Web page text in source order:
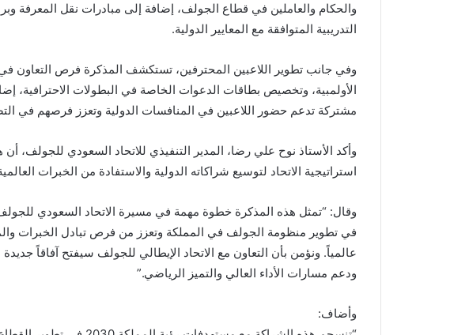
والحكام والعاملين في قطاع الجولف، إضافة إلى مبادرات نقل المعرفة
التدريبية المتوافقة مع المعايير الدولية.
وفي جانب تطوير اللاعبين المحترفين، تستكشف المذكرة فرص التعاون في
الأولمبية، وتخصيص بطاقات الدعوات الخاصة في البطولات الاحترافية،
مشتركة تدعم حضور اللاعبين في المنافسات الدولية وتعزز فرصهم في
وأكد الأستاذ نوح علي رضا، المدير التنفيذي للاتحاد السعودي
استراتيجية الاتحاد لتوسيع شراكاته الدولية والاستفادة من الخبرات
وقال: “تمثل هذه المذكرة خطوة مهمة في مسيرة الاتحاد السعودي
في تطوير منظومة الجولف في المملكة وتعزز من فرص تبادل الخبرات
عالمياً. ونؤمن بأن التعاون مع الاتحاد الإيطالي للجولف سيفتح آفاقاً جديدة
ودعم مسارات الأداء العالي والتميز الرياضي.”
وأضاف: